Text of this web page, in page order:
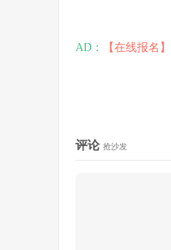
AD： 【在线报名】
评论 抢沙发